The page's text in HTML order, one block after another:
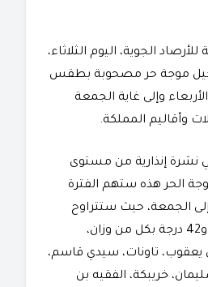
الجوية، اليوم الثلاثاء،
موجة حر مصحوبة بطقس
وإلى غاية الجمعة
وأقاليم المملكة.
نشرة إنذارية من مستوى
الحر هذه ستهم الفترة
الجمعة، حيث ستتراوح
درجات الحرارة بين 37 و42 درجة بكل من وزان،
تاونات، سيدي قاسم،
خريبكة، الفقيه بن